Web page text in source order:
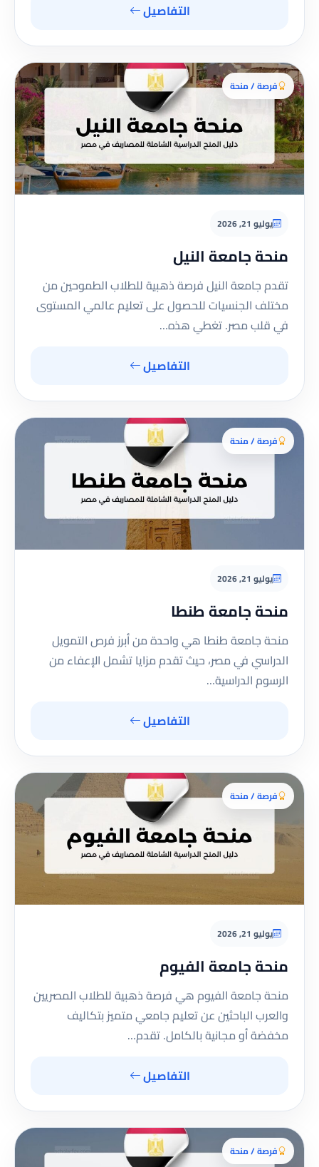
التفاصيل
فرصة / منحة
يوليو 21, 2026
منحة جامعة النيل
تقدم جامعة النيل فرصة ذهبية للطلاب الطموحين من
مختلف الجنسيات للحصول على تعليم عالمي المستوى
في قلب مصر. تغطي هذه…
التفاصيل
فرصة / منحة
يوليو 21, 2026
منحة جامعة طنطا
منحة جامعة طنطا هي واحدة من أبرز فرص التمويل
الدراسي في مصر، حيث تقدم مزايا تشمل الإعفاء من
الرسوم الدراسية…
التفاصيل
فرصة / منحة
يوليو 21, 2026
منحة جامعة الفيوم
منحة جامعة الفيوم هي فرصة ذهبية للطلاب المصريين
والعرب الباحثين عن تعليم جامعي متميز بتكاليف
مخفضة أو مجانية بالكامل. تقدم…
التفاصيل
فرصة / منحة